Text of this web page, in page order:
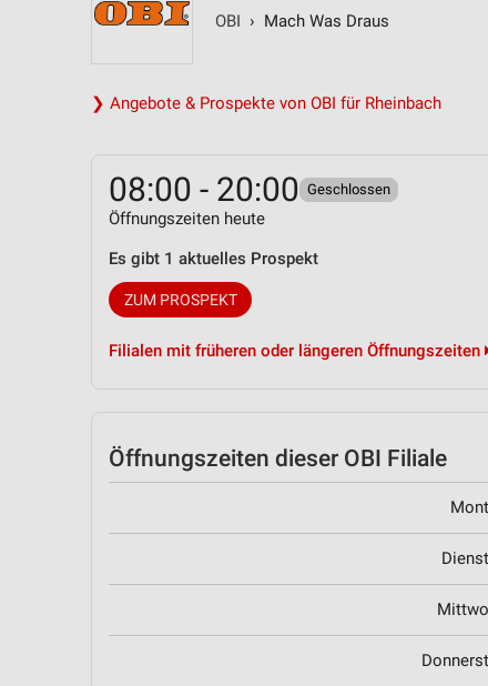
OBI › Mach Was Draus
❯ Angebote & Prospekte von OBI für Rheinbach
08:00 - 20:00 Geschlossen
Öffnungszeiten heute
Es gibt 1 aktuelles Prospekt
ZUM PROSPEKT
Filialen mit früheren oder längeren Öffnungszeiten
Öffnungszeiten dieser OBI Filiale